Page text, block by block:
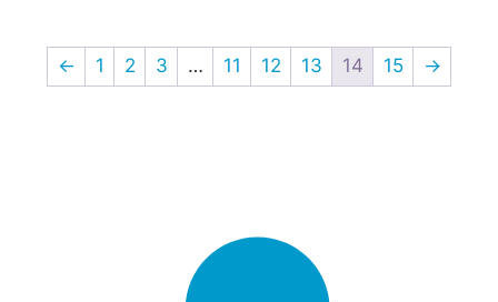
← 1 2 3 … 11 12 13 14 15 →